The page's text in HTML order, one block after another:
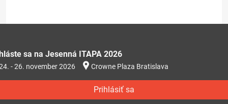
sa na Jesenná ITAPA 2026
- 26. november 2026 Crowne Plaza Bratislava
Prihlásiť sa